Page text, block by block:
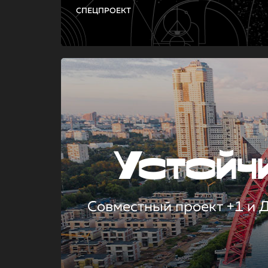
СПЕЦПРОЕКТ
Совместный проект +1 и